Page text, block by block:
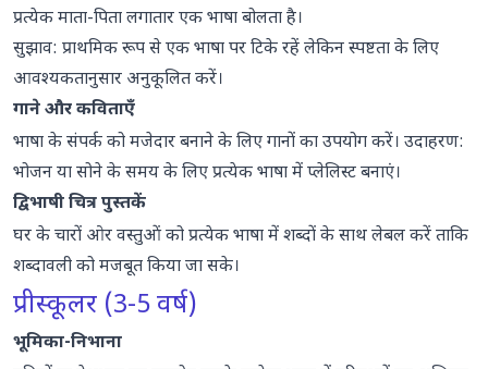
प्रत्येक माता-पिता लगातार एक भाषा बोलता है।
सुझाव: प्राथमिक रूप से एक भाषा पर टिके रहें लेकिन स्पष्टता के लिए
आवश्यकतानुसार अनुकूलित करें।
गाने और कविताएँ
भाषा के संपर्क को मजेदार बनाने के लिए गानों का उपयोग करें। उदाहरण:
भोजन या सोने के समय के लिए प्रत्येक भाषा में प्लेलिस्ट बनाएं।
द्विभाषी चित्र पुस्तकें
घर के चारों ओर वस्तुओं को प्रत्येक भाषा में शब्दों के साथ लेबल करें ताकि
शब्दावली को मजबूत किया जा सके।
प्रीस्कूलर (3-5 वर्ष)
भूमिका-निभाना